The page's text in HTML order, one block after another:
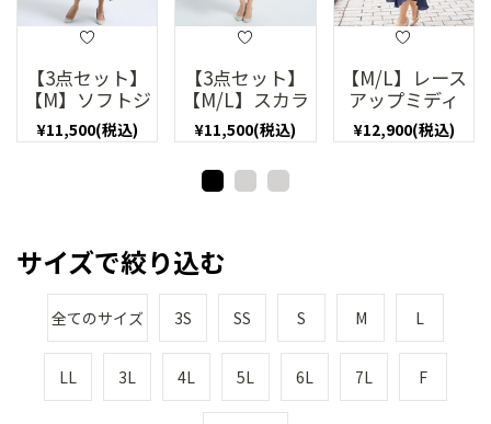
【3点セット】
【M】ソフトジ
ョーゼット×
レースドレス
¥11,500(税込)
【3点セット】
【M/L】スカラ
ップレースヘム
裾ドレス（ネ
イビー）
SET3523
¥11,500(税込)
【M/L】レース
アップミディ
丈ドレスネイ
ビー
¥12,900(税込)
サイズで絞り込む
全てのサイズ 3S SS S M L
LL 3L 4L 5L 6L 7L F